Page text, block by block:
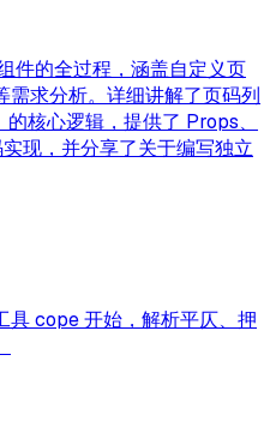
件的全过程，涵盖自定义页
需求分析。详细讲解了页码列
核心逻辑，提供了 Props、
现，并分享了关于编写独立
具 cope 开始，解析平仄、押